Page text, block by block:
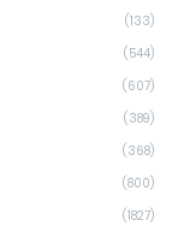
(133)
(544)
(607)
(389)
(368)
(800)
(1827)